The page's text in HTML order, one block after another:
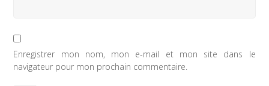
Enregistrer mon nom, mon e-mail et mon site dans le
navigateur pour mon prochain commentaire.